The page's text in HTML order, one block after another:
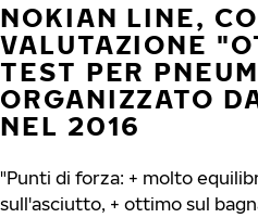
NOKIAN LINE,
VALUTAZIONE
TEST PER
ORGANIZZATO
NEL 2016
"Punti di forza: + molto
sull'asciutto, + ottimo sul